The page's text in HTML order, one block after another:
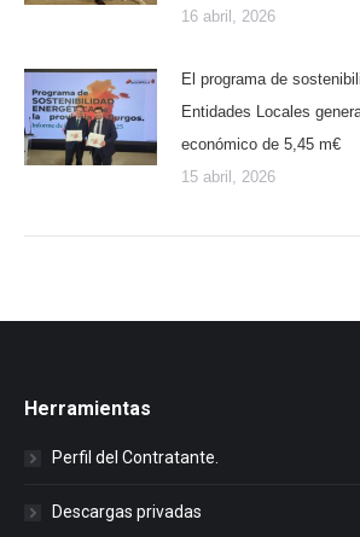
16 abril, 2026
El programa de
Entidades Locales
económico de 5,45 m€
15 abril, 2026
Herramientas
Perfil del Contratante.
Descargas privadas